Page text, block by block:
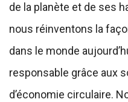
de la planète et de ses
nous réinventons la
dans le monde
responsable grâce aux
d’économie circulaire.